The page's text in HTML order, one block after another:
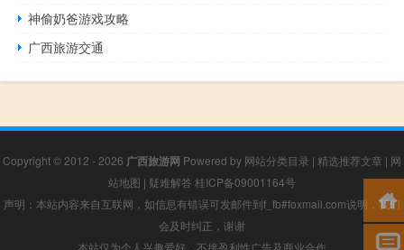
神偷奶爸游戏攻略
广西旅游交通
Copyright © 2012 - 2026 广西旅游网 Powered by 网站分类目录 | 精选推荐文章 | 网
站地图 | 疑难解答 桂ICP备09001164号
声明：本站内容来自互联网，如信息有错误可发邮件到f_fb#foxmail.com说明，我们
会及时纠正，谢谢
本站仅为个人兴趣爱好，不接盈利性广告及商业合作